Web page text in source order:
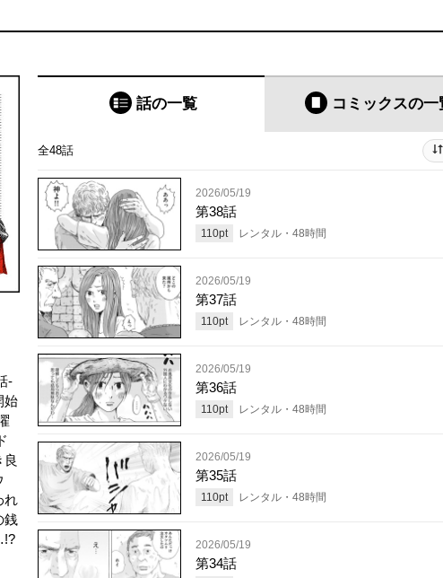
-
始
良
れ
銭
話の一覧 コミックスの一
全48話
2026/05/19
第38話
110pt レンタル・ 48時間
2026/05/19
第37話
110pt レンタル・ 48時間
2026/05/19
第36話
110pt レンタル・ 48時間
2026/05/19
第35話
110pt レンタル・ 48時間
2026/05/19
第34話